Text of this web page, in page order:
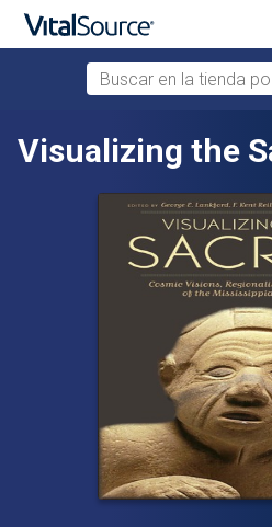
Saltar al contenido principal
Buscar en la tienda por
Visualizing the